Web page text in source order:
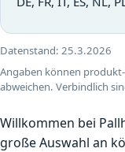
Datenstand: 25.3.2026
Angaben können
abweichen. Verbindlich
Willkommen bei
große Auswahl an